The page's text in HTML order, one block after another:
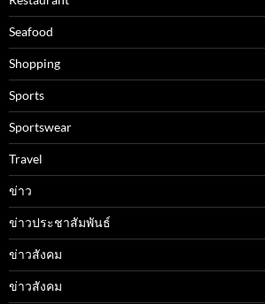
Seafood
Shopping
Sports
Sportswear
Travel
ข่าว
ข่าวประชาสัมพันธ์
ข่าวสังคม
ข่าวสังคม